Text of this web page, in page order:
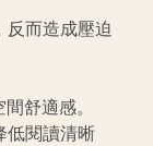
反而造成壓迫
舒適感。
低閱讀清晰